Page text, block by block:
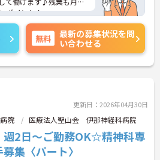
ポイント！
ポイントお伝えしますの
。
無料
最新の募集状況を問
い合わせる
更新日：2026年04月30日
院 医療法人聖山会 伊那神経科病院
週2日～ご勤務OK☆精神科専
集〈パート〉